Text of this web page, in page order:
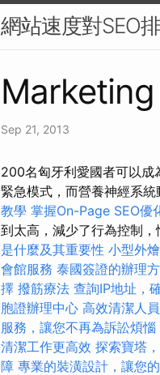
網站速度對SEO
Sep 21, 2013
200名匈牙利愛國者可以成
緊急模式，而營養神經系
教學 掌握On-Page SEO優
到太高，減少了行為控制
是什麼及其重要性 小型外
會館服務 泰國簽證的辦理
擇 撥筋療法 查詢IP地址，
胞證辦理中心 高效清潔人
服務，讓您不再為訴訟煩惱
清潔工作更高效 探索寶塔
障 專業的裝潢設計，讓您